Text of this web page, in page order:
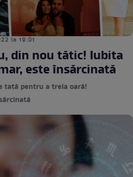
la 19:01
din nou tătic! Iubita
este însărcinată
tată pentru a treia oară!